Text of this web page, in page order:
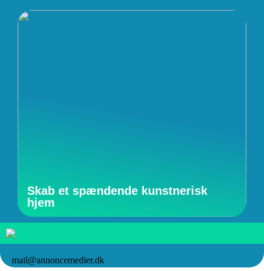
Skab et spændende kunstnerisk
hjem
mail@annoncemedier.dk